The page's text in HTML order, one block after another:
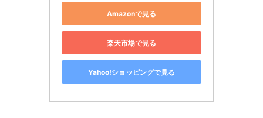
Amazonで見る
楽天市場で見る
Yahoo!ショッピングで見る